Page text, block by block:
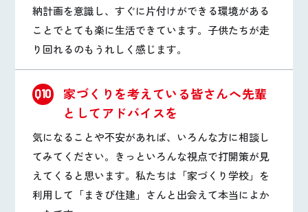
納計画を意識し、すぐに片付けができる環境がある
ことでとても楽に生活できています。子供たちが走
り回れるのもうれしく感じます。
Q10
家づくりを考えている皆さんへ先輩
としてアドバイスを
気になることや不安があれば、いろんな方に相談し
てみてください。きっといろんな視点で打開策が見
えてくると思います。私たちは「家づくり学校」を
利用して「まきび住建」さんと出会えて本当によか